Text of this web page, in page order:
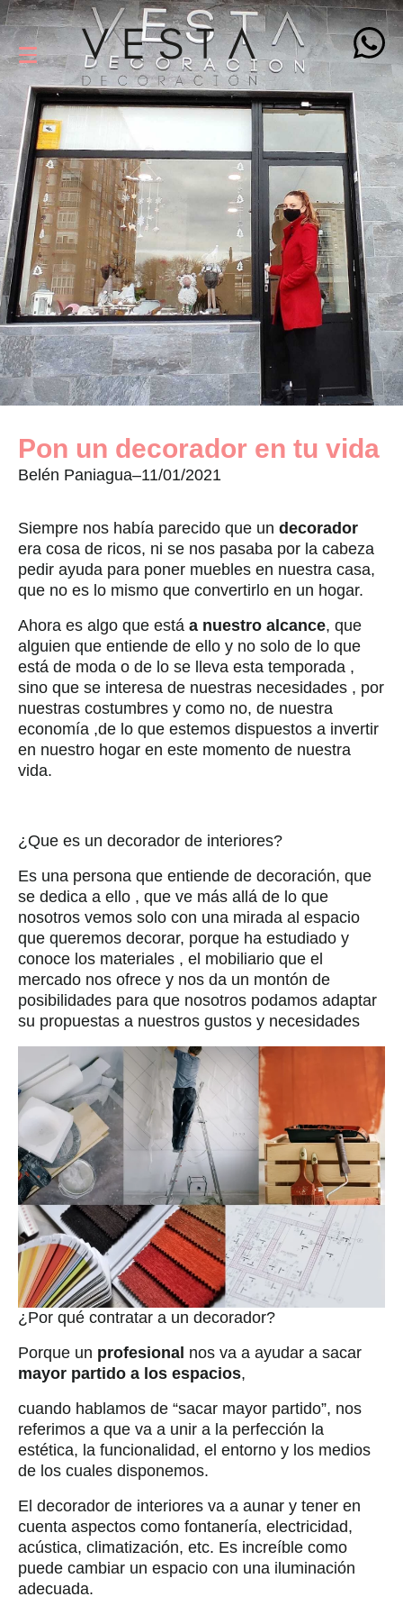
Pon un decorador en tu vida
Belén Paniagua–11/01/2021
Siempre nos había parecido que un decorador
era cosa de ricos, ni se nos pasaba por la cabeza
pedir ayuda para poner muebles en nuestra casa,
que no es lo mismo que convertirlo en un hogar.
Ahora es algo que está a nuestro alcance, que
alguien que entiende de ello y no solo de lo que
está de moda o de lo se lleva esta temporada ,
sino que se interesa de nuestras necesidades , por
nuestras costumbres y como no, de nuestra
economía ,de lo que estemos dispuestos a invertir
en nuestro hogar en este momento de nuestra
vida.
¿Que es un decorador de interiores?
Es una persona que entiende de decoración, que
se dedica a ello , que ve más allá de lo que
nosotros vemos solo con una mirada al espacio
que queremos decorar, porque ha estudiado y
conoce los materiales , el mobiliario que el
mercado nos ofrece y nos da un montón de
posibilidades para que nosotros podamos adaptar
su propuestas a nuestros gustos y necesidades
¿Por qué contratar a un decorador?
Porque un profesional nos va a ayudar a sacar
mayor partido a los espacios,
cuando hablamos de “sacar mayor partido”, nos
referimos a que va a unir a la perfección la
estética, la funcionalidad, el entorno y los medios
de los cuales disponemos.
El decorador de interiores va a aunar y tener en
cuenta aspectos como fontanería, electricidad,
acústica, climatización, etc. Es increíble como
puede cambiar un espacio con una iluminación
adecuada.